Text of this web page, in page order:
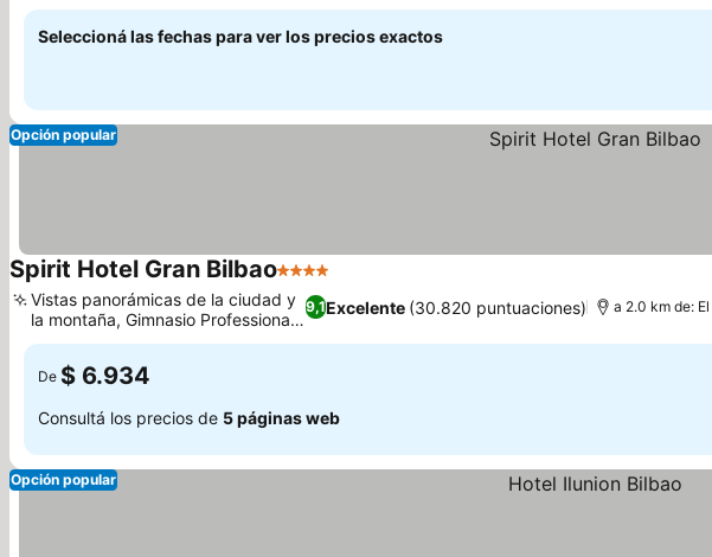
Seleccioná las fechas para ver los precios exactos
Opción popular
Spirit Hotel Gran Bilbao4 Estrellas
9,1Excelente (30.820 puntuaciones)
Vistas panorámicas de la ciudad y
la montaña, Gimnasio Professional
Spirit
a 2.0 km de:
De $ 6.934
Consultá los precios de 5 páginas web
Opción popular